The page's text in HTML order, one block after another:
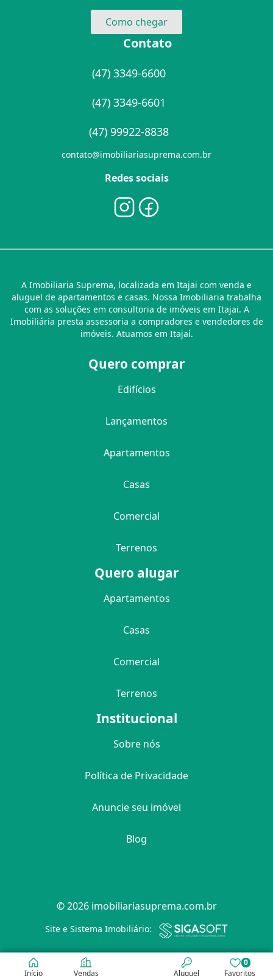
Filtro
Como chegar
Contato
(47) 3349-6600
(47) 3349-6601
(47) 99922-8838
contato@imobiliariasuprema.com.br
Redes sociais
A Imobiliaria Suprema, localizada em Itajai com venda e
aluguel de apartamentos e casas. Nossa Imobiliaria trabalha
com as soluções em consultoria de imóveis em Itajai. A
Imobiliária presta assessoria a compradores e vendedores de
imóveis. Atuamos em Itajaí.
Quero comprar
Edifícios
Lançamentos
Apartamentos
Casas
Comercial
Terrenos
Quero alugar
Apartamentos
Casas
Comercial
Terrenos
Institucional
Sobre nós
Política de Privacidade
Anuncie seu imóvel
Blog
© 2026 imobiliariasuprema.com.br
Site e Sistema Imobiliário:
Início Vendas Aluguel
0
Favoritos